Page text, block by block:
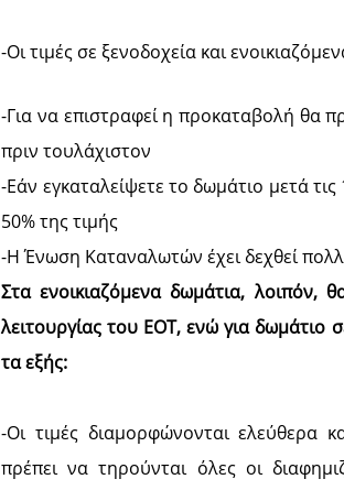
-Οι τιμές σε ξενοδοχεία και
-Για να επιστραφεί η προκαταβολή θα
πριν τουλάχιστον
-Εάν εγκαταλείψετε το δωμάτιο μετά
50% της τιμής
-Η Ένωση Καταναλωτών έχει δεχθεί
Στα ενοικιαζόμενα δωμάτια, λοιπόν,
λειτουργίας του ΕΟΤ, ενώ για δωμάτιο
τα εξής:
-Οι τιμές διαμορφώνονται ελεύθερα
πρέπει να τηρούνται όλες οι